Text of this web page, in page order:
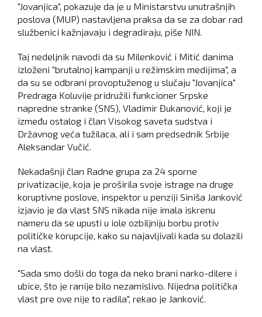
"Jovanjica", pokazuje da je u Ministarstvu unutrašnjih
poslova (MUP) nastavljena praksa da se za dobar rad
službenici kažnjavaju i degradiraju, piše NIN.
Taj nedeljnik navodi da su Milenković i Mitić danima
izloženi "brutalnoj kampanji u režimskim medijima", a
da su se odbrani provoptuženog u slučaju "Jovanjica"
Predraga Koluvije pridružili funkcioner Srpske
napredne stranke (SNS), Vladimir Đukanović, koji je
između ostalog i član Visokog saveta sudstva i
Državnog veća tužilaca, ali i sam predsednik Srbije
Aleksandar Vučić.
Nekadašnji član Radne grupa za 24 sporne
privatizacije, koja je proširila svoje istrage na druge
koruptivne poslove, inspektor u penziji Siniša Janković
izjavio je da vlast SNS nikada nije imala iskrenu
nameru da se upusti u iole ozbiljniju borbu protiv
političke korupcije, kako su najavljivali kada su dolazili
na vlast.
"Sada smo došli do toga da neko brani narko-dilere i
ubice, što je ranije bilo nezamislivo. Nijedna politička
vlast pre ove nije to radila", rekao je Janković.